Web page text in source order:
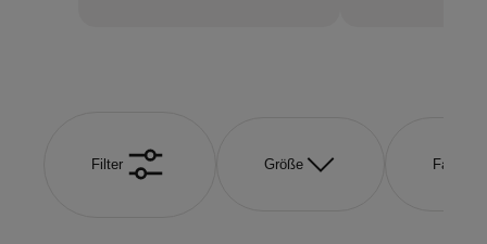
Filter Größe Farbe